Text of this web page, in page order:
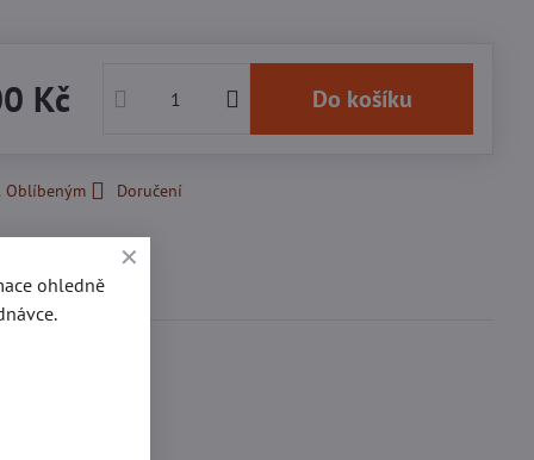
Kč Do košíku
Oblíbeným Doručení
0
ohledně